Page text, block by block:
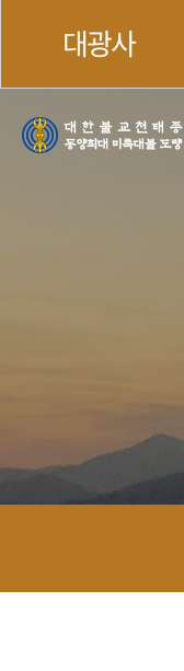
대광사